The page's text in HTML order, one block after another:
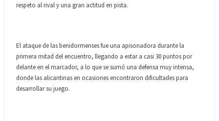
respeto al rival y una gran actitud en pista.
El ataque de las benidormenses fue una apisonadora durante la
primera mitad del encuentro, llegando a estar a casi 30 puntos por
delante en el marcador, a lo que se sumó una defensa muy intensa,
donde las alicantinas en ocasiones encontraron dificultades para
desarrollar su juego.